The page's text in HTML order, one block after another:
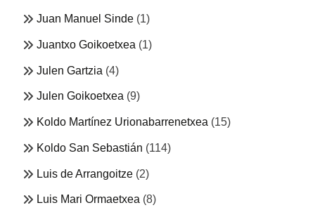
Juan Manuel Sinde (1)
Juantxo Goikoetxea (1)
Julen Gartzia (4)
Julen Goikoetxea (9)
Koldo Martínez Urionabarrenetxea (15)
Koldo San Sebastián (114)
Luis de Arrangoitze (2)
Luis Mari Ormaetxea (8)